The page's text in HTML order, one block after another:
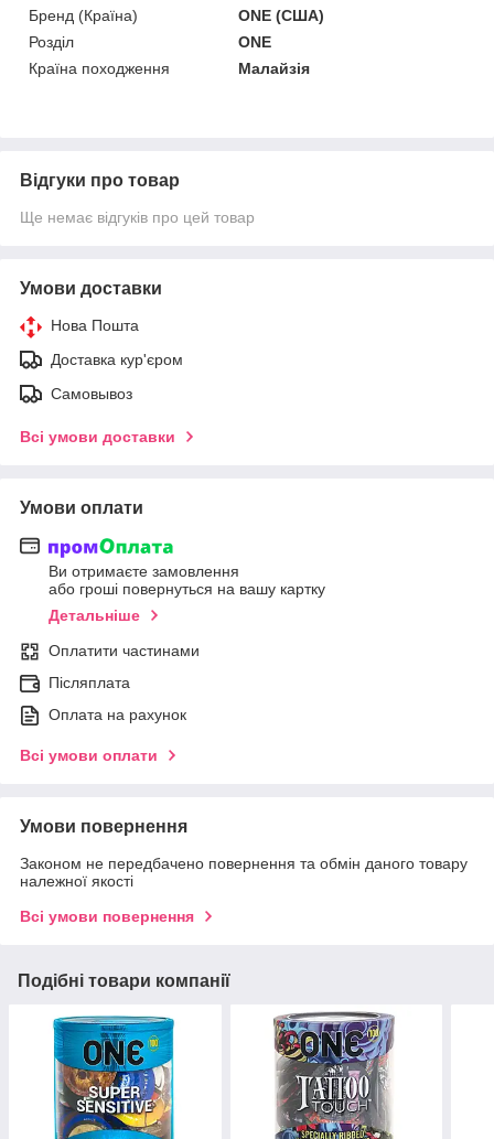
Бренд (Країна)
ONE (США)
Розділ
ONE
Країна походження
Малайзія
Відгуки про товар
Ще немає відгуків про цей товар
Умови доставки
Нова Пошта
Доставка кур'єром
Самовывоз
Всі умови доставки
Умови оплати
Ви отримаєте замовлення
або гроші повернуться на вашу картку
Детальніше
Оплатити частинами
Післяплата
Оплата на рахунок
Всі умови оплати
Умови повернення
Законом не передбачено повернення та обмін даного товару
належної якості
Всі умови повернення
Подібні товари компанії